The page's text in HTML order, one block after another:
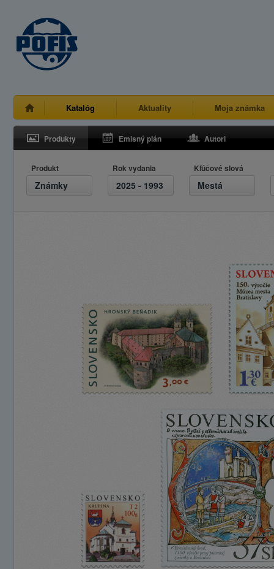
Katalóg Aktuality Moja známka
Produkty Emisný plán Autori
Produkt
Známky
Rok vydania
2025 - 1993
Kľúčové slová
Mestá